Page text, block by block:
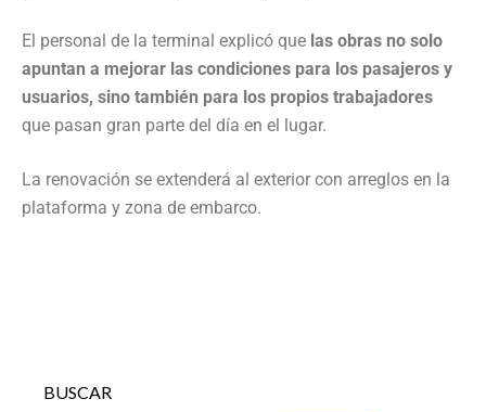
El personal de la terminal explicó que las obras no solo
apuntan a mejorar las condiciones para los pasajeros y
usuarios, sino también para los propios trabajadores
que pasan gran parte del día en el lugar.
La renovación se extenderá al exterior con arreglos en la
plataforma y zona de embarco.
BUSCAR